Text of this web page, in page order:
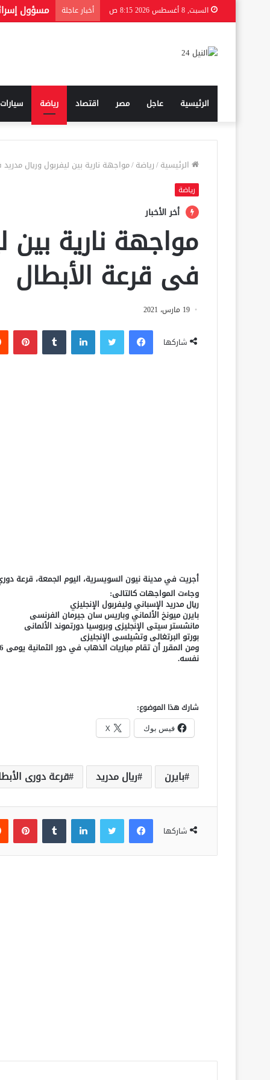
السبت, 8 أغسطس 2026 8:15 ص أخبار عاجلة
الرئيسية عاجل مصر اقتصاد رياضة سيارات
الرئيسية/رياضة/مواجهة نارية بين ليفربول وريال
رياضة
أخر الأخبار
مواجهة نارية بين
فى قرعة الأبطال
19 مارس، 2021
شاركها
فيسبوك لينكدإن بينتيريست
أجريت في مدينة نيون السويسرية، اليوم الجمعة، قرعة دوري أبطال أوروبا لدور الـ8،
وجاءت المواجهات كالتالى:
ريال مدريد الإسباني وليفربول الإنجليزي
بايرن ميونخ الألماني وباريس سان جيرمان الفرنسى
مانشستر سيتى الإنجليزى وبروسيا دورتموند الألمانى
بورتو البرتغالى وتشيلسى الإنجليزى
نفسه.
شارك هذا الموضوع:
فيس بوك X
بايرن ريال مدريد قرعة دورى
شاركها
فيسبوك لينكدإن بينتيريست